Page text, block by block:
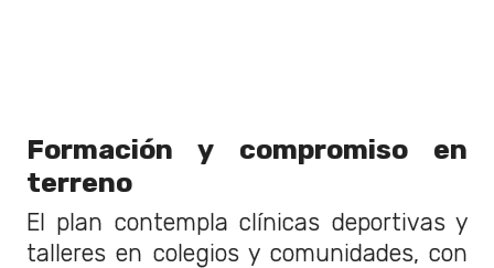
Formación y compromiso en
terreno
El plan contempla clínicas deportivas y
talleres en colegios y comunidades, con